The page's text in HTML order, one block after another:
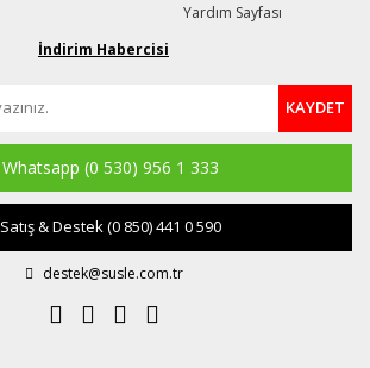
Yardım Sayfası
İndirim Habercisi
KAYDET
Whatsapp (0 530) 956 1 333
Satış & Destek(0 850) 441 0 590
destek@susle.com.tr